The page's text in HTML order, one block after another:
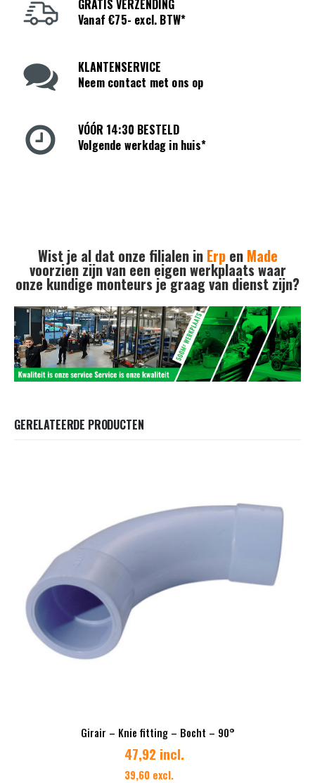
GRATIS VERZENDING
Vanaf €75- excl. BTW*
KLANTENSERVICE
Neem contact met ons op
VÓÓR 14:30 BESTELD
Volgende werkdag in huis*
Wist je al dat onze filialen in Erpen Made
voorzien zijn van een eigen werkplaats waar
onze kundige monteurs je graag van dienst zijn?
GERELATEERDE PRODUCTEN
Girair – Knie fitting – Bocht – 90°
47,92 incl.
39,60 excl.